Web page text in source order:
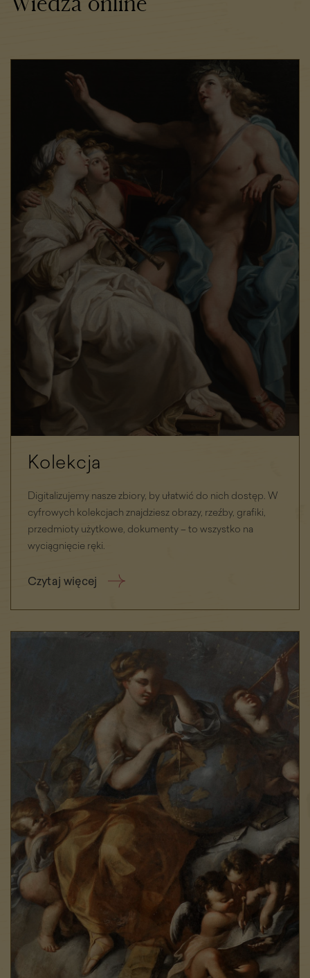
Kolekcja
Digitalizujemy nasze zbiory, by ułatwić do nich dostęp. W
cyfrowych kolekcjach znajdziesz obrazy, rzeźby, grafiki,
przedmioty użytkowe, dokumenty – to wszystko na
wyciągnięcie ręki.
Czytaj więcej